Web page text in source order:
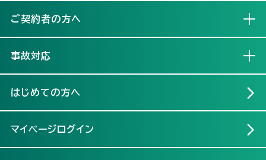
ご契約者の方へ
事故対応
はじめての方へ
マイページログイン